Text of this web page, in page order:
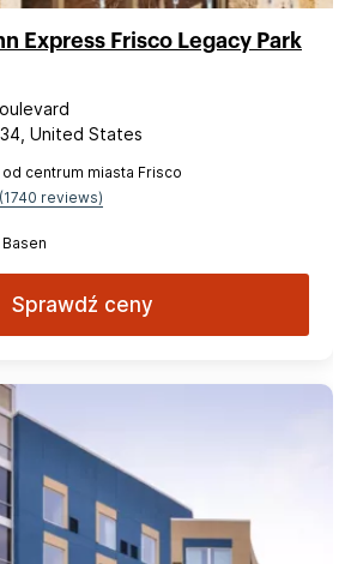
Express Frisco Legacy Park
United States
centrum miasta Frisco
(1740 reviews)
Basen
Sprawdź ceny